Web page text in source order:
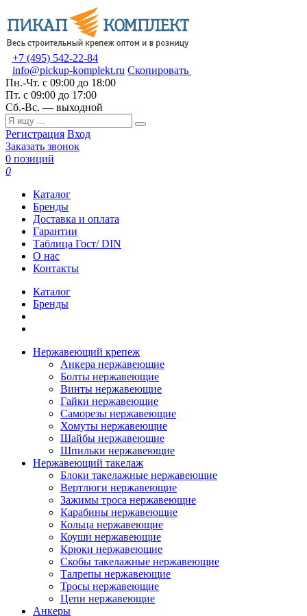
+7 (495) 542-22-84
info@pickup-komplekt.ru Скопировать
Пн.-Чт. с 09:00 до 18:00
Пт. с 09:00 до 17:00
Сб.-Вс. — выходной
Регистрация Вход
Заказать звонок
0 позиций
0
Каталог
Бренды
Доставка и оплата
Гарантии
Таблица Гост/ DIN
О нас
Контакты
Каталог
Бренды
Нержавеющий крепеж
Анкера нержавеющие
Болты нержавеющие
Винты нержавеющие
Гайки нержавеющие
Саморезы нержавеющие
Хомуты нержавеющие
Шайбы нержавеющие
Шпильки нержавеющие
Нержавеющий такелаж
Блоки такелажные нержавеющие
Вертлюги нержавеющие
Зажимы троса нержавеющие
Карабины нержавеющие
Кольца нержавеющие
Коуши нержавеющие
Крюки нержавеющие
Скобы такелажные нержавеющие
Талрепы нержавеющие
Тросы нержавеющие
Цепи нержавеющие
Анкеры